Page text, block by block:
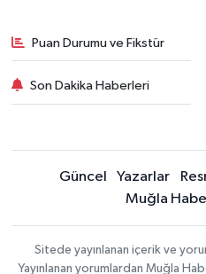
Puan Durumu ve Fikstür
Son Dakika Haberleri
Güncel Yazarlar
Muğla
Sitede yayınlanan içerik ve
Yayınlanan yorumlardan Muğla